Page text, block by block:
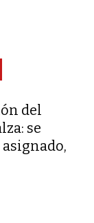
del
se